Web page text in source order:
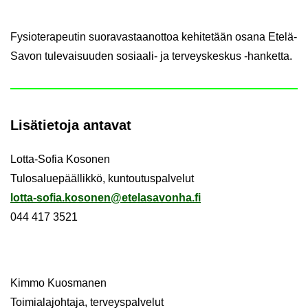
Fy­sio­te­ra­peu­tin suo­ra­vas­taan­ot­toa ke­hi­te­tään osana Etelä-​
Savon tu­le­vai­suu­den sosiaali-​ ja ter­veys­kes­kus -​hanketta.
Li­sä­tie­to­jaan­ta­vat
Lotta-​Sofia Ko­so­nen
Tu­los­a­lue­pääl­lik­kö, kun­tou­tus­pal­ve­lut
lotta-​sofia.ko­so­nen@ete­la­sa­von­ha.fi
044 417 3521
Kimmo Kuos­ma­nen
Toi­mia­la­joh­ta­ja, ter­veys­pal­ve­lut